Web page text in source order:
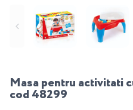
Masa pentru activitati
cod 48299